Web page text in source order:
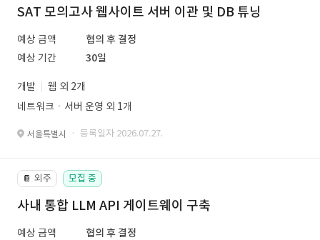
SAT 모의고사 웹사이트 서버 이관 및 DB 튜닝
예상 금액
협의 후 결정
예상 기간
30일
개발
웹 외 2개
네트워크ㆍ서버 운영 외 1개
서울특별시 · 등록일자 2026.07.27.
📔 외주 모집 중
사내 통합 LLM API 게이트웨이 구축
예상 금액
협의 후 결정